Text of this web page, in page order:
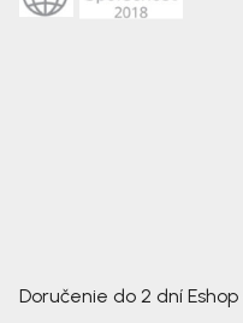
Doručenie do 2 dní Eshop